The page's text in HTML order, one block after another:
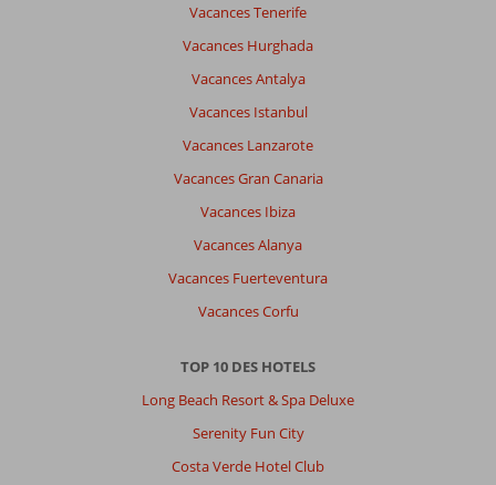
Vacances Tenerife
Vacances Hurghada
Vacances Antalya
Vacances Istanbul
Vacances Lanzarote
Vacances Gran Canaria
Vacances Ibiza
Vacances Alanya
Vacances Fuerteventura
Vacances Corfu
TOP 10 DES HOTELS
Long Beach Resort & Spa Deluxe
Serenity Fun City
Costa Verde Hotel Club